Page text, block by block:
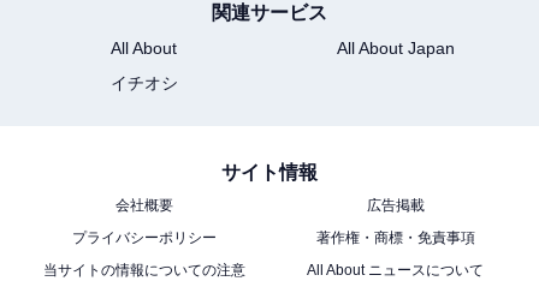
関連サービス
All About
All About Japan
イチオシ
サイト情報
会社概要
広告掲載
プライバシーポリシー
著作権・商標・免責事項
当サイトの情報についての注意
All About ニュースについて